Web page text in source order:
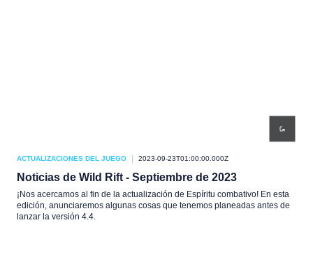
ACTUALIZACIONES DEL JUEGO 2023-09-23T01:00:00.000Z
Noticias de Wild Rift - Septiembre de 2023
¡Nos acercamos al fin de la actualización de Espíritu combativo! En esta
edición, anunciaremos algunas cosas que tenemos planeadas antes de
lanzar la versión 4.4.